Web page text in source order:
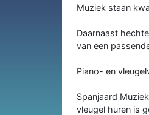
Muziek staan
Daarnaast
van een
Piano- en
Spanjaard
vleugel huren is